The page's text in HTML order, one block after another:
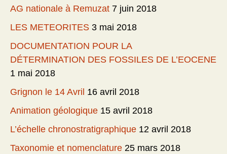
AG nationale à Remuzat 7 juin 2018
LES METEORITES 3 mai 2018
DOCUMENTATION POUR LA
DÉTERMINATION DES FOSSILES DE L’EOCENE
1 mai 2018
Grignon le 14 Avril 16 avril 2018
Animation géologique 15 avril 2018
L’échelle chronostratigraphique 12 avril 2018
Taxonomie et nomenclature 25 mars 2018